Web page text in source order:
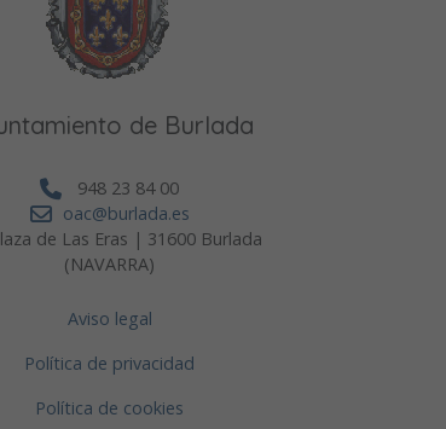
de Burlada
948 23 84 00
oac@burlada.es
de Las Eras | 31600 Burlada
(NAVARRA)
Aviso legal
Política de privacidad
Política de cookies